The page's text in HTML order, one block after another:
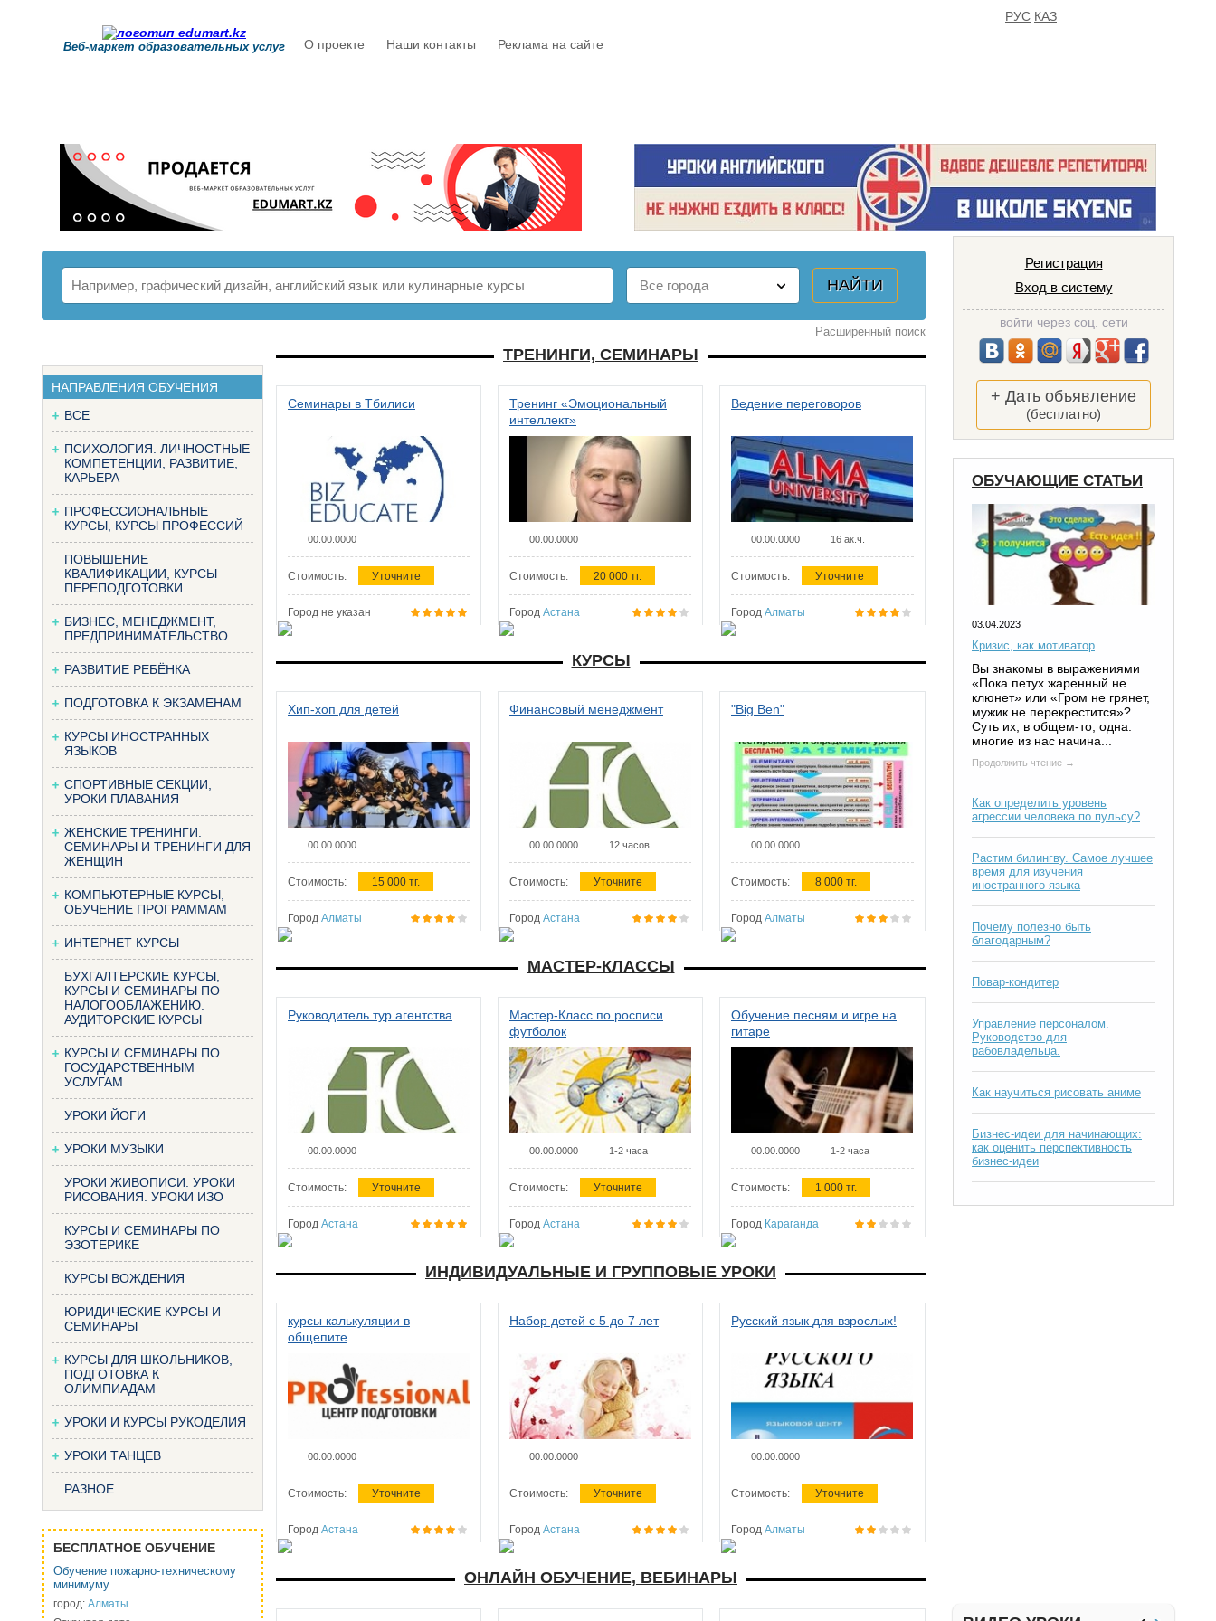
Веб-маркет образовательных услуг О проекте Наши контакты Реклама на сайте
РУС КАЗ
Расширенный поиск
НАПРАВЛЕНИЯ ОБУЧЕНИЯ
ВСЕ
ПСИХОЛОГИЯ. ЛИЧНОСТНЫЕ
КОМПЕТЕНЦИИ, РАЗВИТИЕ,
КАРЬЕРА
ПРОФЕССИОНАЛЬНЫЕ
КУРСЫ, КУРСЫ ПРОФЕССИЙ
ПОВЫШЕНИЕ
КВАЛИФИКАЦИИ, КУРСЫ
ПЕРЕПОДГОТОВКИ
БИЗНЕС, МЕНЕДЖМЕНТ,
ПРЕДПРИНИМАТЕЛЬСТВО
РАЗВИТИЕ РЕБЁНКА
ПОДГОТОВКА К ЭКЗАМЕНАМ
КУРСЫ ИНОСТРАННЫХ
ЯЗЫКОВ
СПОРТИВНЫЕ СЕКЦИИ,
УРОКИ ПЛАВАНИЯ
ЖЕНСКИЕ ТРЕНИНГИ.
СЕМИНАРЫ И ТРЕНИНГИ ДЛЯ
ЖЕНЩИН
КОМПЬЮТЕРНЫЕ КУРСЫ,
ОБУЧЕНИЕ ПРОГРАММАМ
ИНТЕРНЕТ КУРСЫ
БУХГАЛТЕРСКИЕ КУРСЫ,
КУРСЫ И СЕМИНАРЫ ПО
НАЛОГООБЛАЖЕНИЮ.
АУДИТОРСКИЕ КУРСЫ
КУРСЫ И СЕМИНАРЫ ПО
ГОСУДАРСТВЕННЫМ
УСЛУГАМ
УРОКИ ЙОГИ
УРОКИ МУЗЫКИ
УРОКИ ЖИВОПИСИ. УРОКИ
РИСОВАНИЯ. УРОКИ ИЗО
КУРСЫ И СЕМИНАРЫ ПО
ЭЗОТЕРИКЕ
КУРСЫ ВОЖДЕНИЯ
ЮРИДИЧЕСКИЕ КУРСЫ И
СЕМИНАРЫ
КУРСЫ ДЛЯ ШКОЛЬНИКОВ,
ПОДГОТОВКА К
ОЛИМПИАДАМ
УРОКИ И КУРСЫ РУКОДЕЛИЯ
УРОКИ ТАНЦЕВ
РАЗНОЕ
БЕСПЛАТНОЕ ОБУЧЕНИЕ
Обучение пожарно-техническому
минимуму
город: Алматы
ТРЕНИНГИ, СЕМИНАРЫ
Семинары в Тбилиси
00.00.0000
Стоимость: Уточните
Город не указан
Тренинг «Эмоциональный
интеллект»
00.00.0000
Стоимость: 20 000 тг.
Город Астана
Ведение переговоров
00.00.0000 16 ак.ч.
Стоимость: Уточните
Город Алматы
КУРСЫ
Хип-хоп для детей
00.00.0000
Стоимость: 15 000 тг.
Город Алматы
Финансовый менеджмент
00.00.0000 12 часов
Стоимость: Уточните
Город Астана
"Big Ben"
00.00.0000
Стоимость: 8 000 тг.
Город Алматы
МАСТЕР-КЛАССЫ
Руководитель тур агентства
00.00.0000
Стоимость: Уточните
Город Астана
Мастер-Класс по росписи
футболок
00.00.0000 1-2 часа
Стоимость: Уточните
Город Астана
Обучение песням и игре на
гитаре
00.00.0000 1-2 часа
Стоимость: 1 000 тг.
Город Караганда
ИНДИВИДУАЛЬНЫЕ И ГРУППОВЫЕ УРОКИ
курсы калькуляции в
общепите
00.00.0000
Стоимость: Уточните
Город Астана
Набор детей с 5 до 7 лет
00.00.0000
Стоимость: Уточните
Город Астана
Русский язык для взрослых!
00.00.0000
Стоимость: Уточните
Город Алматы
ОНЛАЙН ОБУЧЕНИЕ, ВЕБИНАРЫ
Регистрация
Вход в систему
войти через соц. сети
+ Дать объявление
(бесплатно)
ОБУЧАЮЩИЕ СТАТЬИ
03.04.2023
Кризис, как мотиватор
Вы знакомы в выражениями
«Пока петух жаренный не
клюнет» или «Гром не грянет,
мужик не перекрестится»?
Суть их, в общем-то, одна:
многие из нас начина...
Продолжить чтение →
Как определить уровень
агрессии человека по пульсу?
Растим билингву. Самое лучшее
время для изучения
иностранного языка
Почему полезно быть
благодарным?
Повар-кондитер
Управление персоналом.
Руководство для
рабовладельца.
Как научиться рисовать аниме
Бизнес-идеи для начинающих:
как оценить перспективность
бизнес-идеи